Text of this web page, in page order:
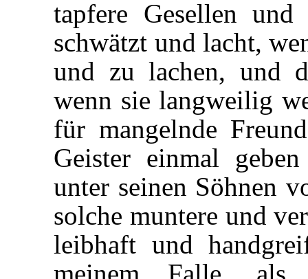
tapfere Gesellen und
schwätzt und lacht,
und zu lachen, und
wenn sie langweilig
für mangelnde
Geister einmal
unter seinen Söhnen
solche muntere und
leibhaft und